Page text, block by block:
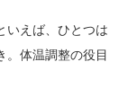
いえば、ひとつは
。体温調整の役目